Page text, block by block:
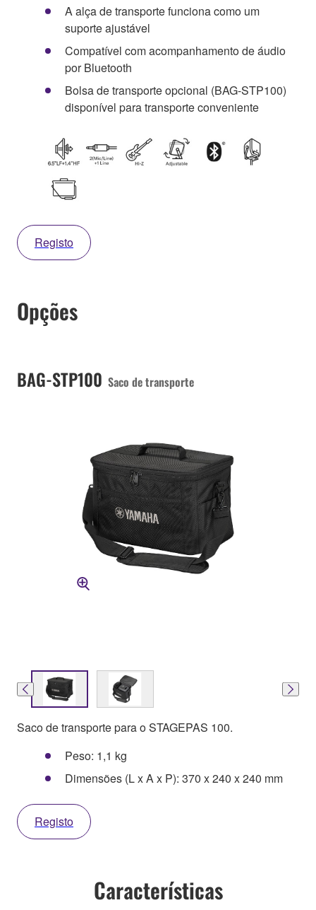
A alça de transporte funciona como um
suporte ajustável
Compatível com acompanhamento de áudio
por Bluetooth
Bolsa de transporte opcional (BAG-STP100)
disponível para transporte conveniente
Registo
Opções
BAG-STP100 Saco de transporte
Saco de transporte para o STAGEPAS 100.
Peso: 1,1 kg
Dimensões (L x A x P): 370 x 240 x 240 mm
Registo
Características